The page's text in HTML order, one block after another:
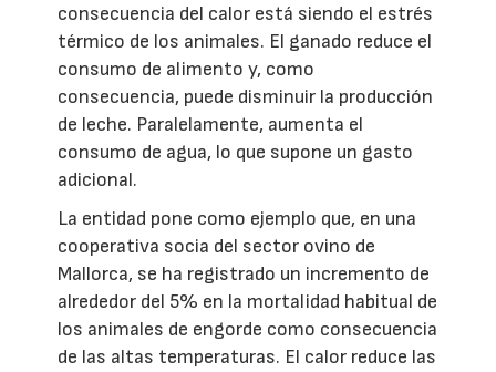
consecuencia del calor está siendo el estrés
térmico de los animales. El ganado reduce el
consumo de alimento y, como
consecuencia, puede disminuir la producción
de leche. Paralelamente, aumenta el
consumo de agua, lo que supone un gasto
adicional.
La entidad pone como ejemplo que, en una
cooperativa socia del sector ovino de
Mallorca, se ha registrado un incremento de
alrededor del 5% en la mortalidad habitual de
los animales de engorde como consecuencia
de las altas temperaturas. El calor reduce las